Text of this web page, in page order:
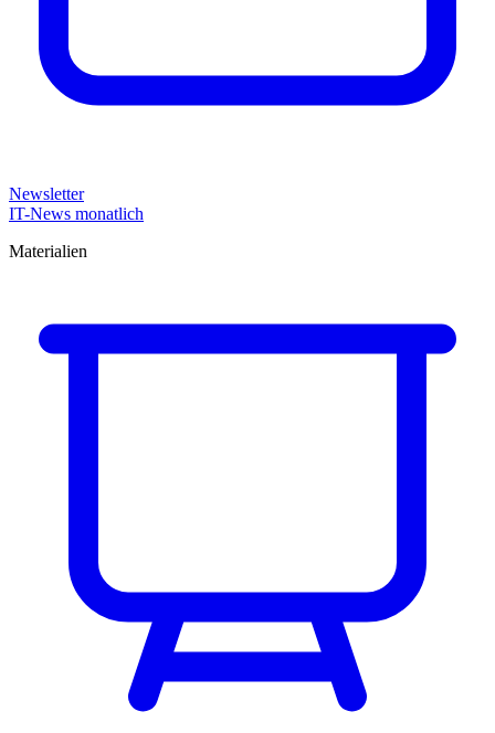
Newsletter
IT-News monatlich
Materialien